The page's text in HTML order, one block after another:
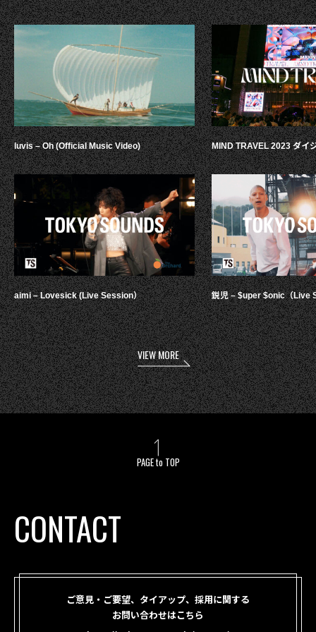
luvis – Oh (Official Music Video)
aimi – Lovesick (Live Session）
MIND TRAVEL 2023 ダイ
鋭児 – $uper $onic（Live
VIEW MORE
PAGE to TOP
CONTACT
ご意見・ご要望、タイアップ、採用に関する
お問い合わせはこちら